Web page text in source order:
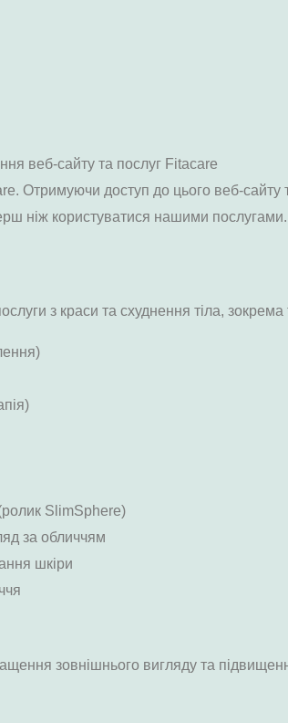
веб-сайту та послуг Fitacare
Отримуючи доступ до цього веб-
ніж користуватися нашими
з краси та схуднення тіла, зокрема
SlimSphere)
за обличчям
шкіри
зовнішнього вигляду та